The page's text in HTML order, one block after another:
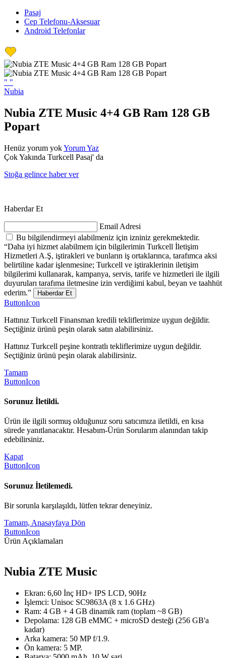
Pasaj
Cep Telefonu-Aksesuar
Android Telefonlar
" "
Nubia
Nubia ZTE Music 4+4 GB Ram 128 GB
Popart
Henüz yorum yokYorum Yaz
Çok Yakında Turkcell Pasaj' da
Stoğa gelince haber ver
Haberdar Et
Email Adresi
Bu bilgilendirmeyi alabilmeniz için izniniz gerekmektedir.
“Daha iyi hizmet alabilmem için bilgilerimin Turkcell İletişim
Hizmetleri A.Ş, iştirakleri ve bunların iş ortaklarınca, tarafımca aksi
belirtiline kadar işlenmesine; Turkcell ve iştiraklerinin iletişim
bilgilerimi kullanarak, kampanya, servis, tarife ve hizmetleri ile ilgili
duyuruları tarafıma iletmesine izin verdiğimi kabul, beyan ve taahhüt
ederim.”
Haberdar Et
ButtonIcon
Hattınız Turkcell Finansman kredili tekliflerimize uygun değildir.
Seçtiğiniz ürünü peşin olarak satın alabilirsiniz.
Hattınız Turkcell peşine kontratlı tekliflerimize uygun değildir.
Seçtiğiniz ürünü peşin olarak alabilirsiniz.
Tamam
ButtonIcon
Sorunuz İletildi.
Ürün ile ilgili sormuş olduğunuz soru satıcımıza iletildi, en kısa
sürede yanıtlanacaktır. Hesabım-Ürün Sorularım alanından takip
edebilirsiniz.
Kapat
ButtonIcon
Sorunuz İletilemedi.
Bir sorunla karşılaşıldı, lütfen tekrar deneyiniz.
Tamam, Anasayfaya Dön
ButtonIcon
Ürün Açıklamaları
Nubia ZTE Music
Ekran: 6,60 İnç HD+ IPS LCD, 90Hz
İşlemci: Unisoc SC9863A (8 x 1.6 GHz)
Ram: 4 GB + 4 GB dinamik ram (toplam ~8 GB)
Depolama: 128 GB eMMC + microSD desteği (256 GB'a
kadar)
Arka kamera: 50 MP f/1.9.
Ön kamera: 5 MP.